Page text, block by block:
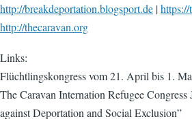
http://breakdeportation.blogsport.de |
http://thecaravan.org
Links:
Flüchtlingskongress vom 21. April bis 1.
The Caravan Internation Refugee Congress
against Deportation and Social Exclusion”